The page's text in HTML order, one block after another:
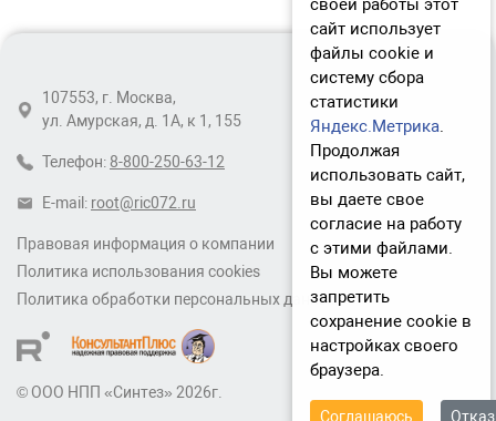
Правовая информация о компании
Политика использования cookies
Политика обработки персональных данных
© ООО НПП «Синтез» 2026г.
107553, г. Москва,
ул. Амурская, д. 1А, к 1, 155
Телефон: 8-800-250-63-12
E-mail: root@ric072.ru
своей работы этот
сайт использует
файлы cookie и
систему сбора
статистики
Яндекс.Метрика.
Продолжая
использовать сайт,
вы даете свое
согласие на работу
с этими файлами.
Вы можете
запретить
сохранение cookie в
настройках своего
браузера.
Соглашаюсь